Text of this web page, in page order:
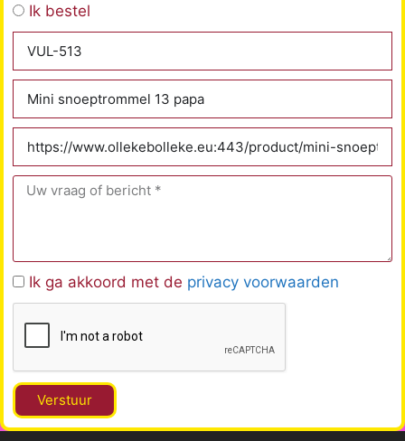
Ik bestel
Ik ga akkoord met de privacy voorwaarden
Verstuur